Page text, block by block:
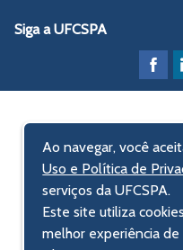
Siga a UFCSPA
Ao navegar, você
Uso e Política de
serviços da UFCSPA.
Este site utiliza
melhor experiência de